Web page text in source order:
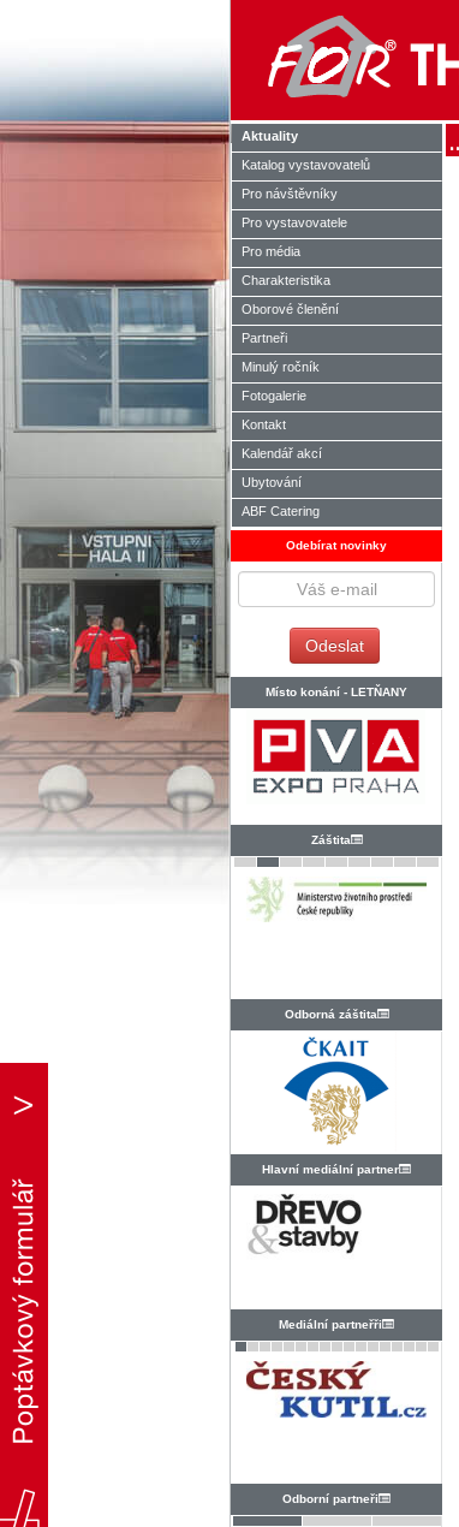
Aktuality
Katalog vystavovatelů
Pro návštěvníky
Pro vystavovatele
Pro média
Charakteristika
Oborové členění
Partneři
Minulý ročník
Fotogalerie
Kontakt
Kalendář akcí
Ubytování
ABF Catering
Odebírat novinky
Místo konání - LETŇANY
Záštita
Odborná záštita
Hlavní mediální partner
Mediální partneřři
Odborní partneři